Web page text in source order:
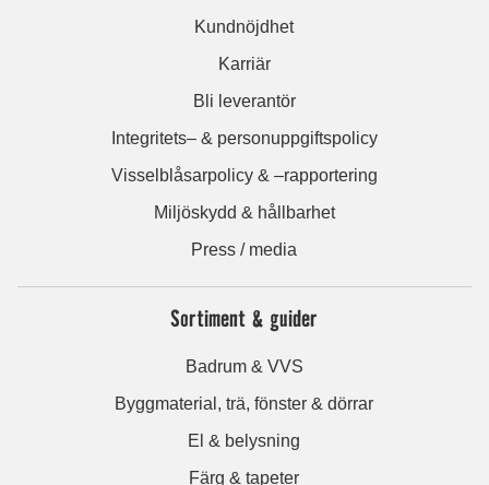
Kundnöjdhet
Karriär
Bli leverantör
Integritets– & personuppgiftspolicy
Visselblåsarpolicy & –rapportering
Miljöskydd & hållbarhet
Press / media
Sortiment & guider
Badrum & VVS
Byggmaterial, trä, fönster & dörrar
El & belysning
Färg & tapeter